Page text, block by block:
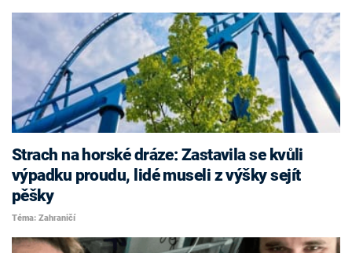
Strach na horské dráze: Zastavila se kvůli
výpadku proudu, lidé museli z výšky sejít
pěšky
Téma: Zahraničí